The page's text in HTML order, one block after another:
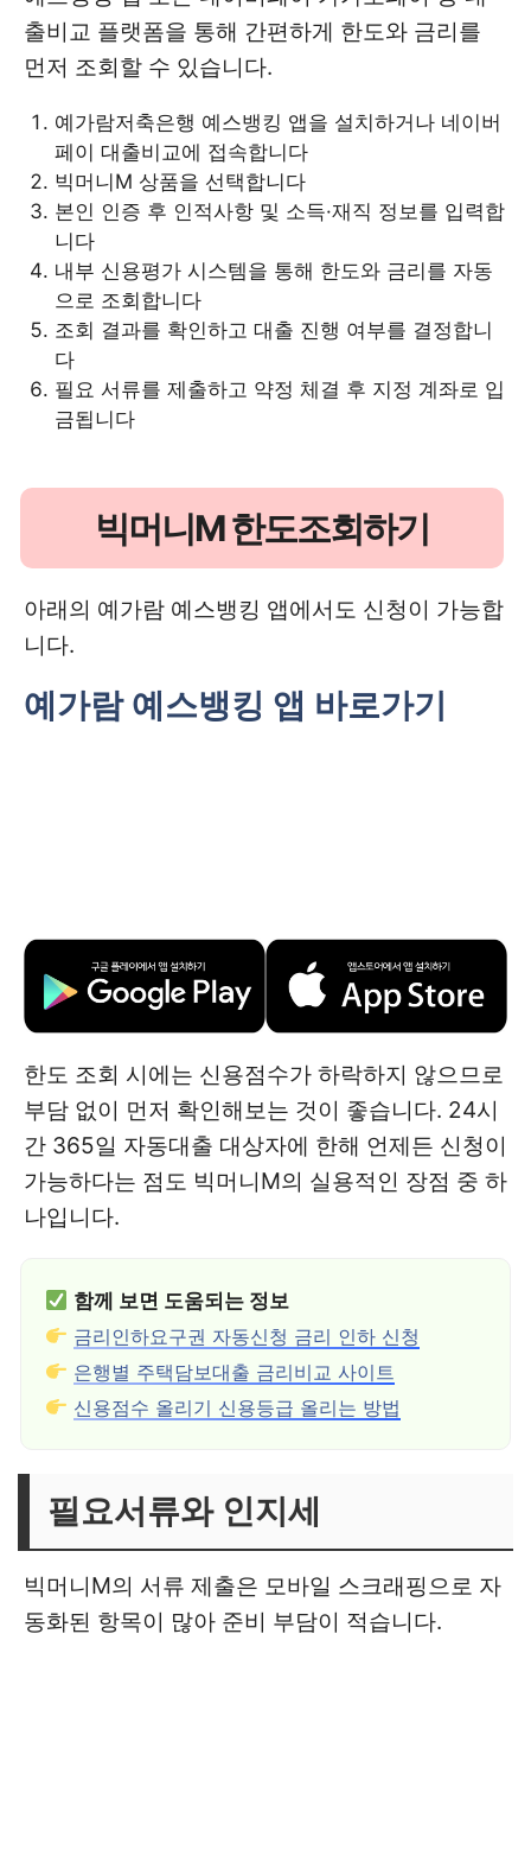
출비교 플랫폼을 통해 간편하게 한도와 금리를
먼저 조회할 수 있습니다.
예가람저축은행 예스뱅킹 앱을 설치하거나 네이버
페이 대출비교에 접속합니다
빅머니M 상품을 선택합니다
본인 인증 후 인적사항 및 소득·재직 정보를 입력합
니다
내부 신용평가 시스템을 통해 한도와 금리를 자동
으로 조회합니다
조회 결과를 확인하고 대출 진행 여부를 결정합니
다
필요 서류를 제출하고 약정 체결 후 지정 계좌로 입
금됩니다
빅머니M 한도조회하기
아래의 예가람 예스뱅킹 앱에서도 신청이 가능합
니다.
예가람 예스뱅킹 앱 바로가기
한도 조회 시에는 신용점수가 하락하지 않으므로
부담 없이 먼저 확인해보는 것이 좋습니다. 24시
간 365일 자동대출 대상자에 한해 언제든 신청이
가능하다는 점도 빅머니M의 실용적인 장점 중 하
나입니다.
함께 보면 도움되는 정보
금리인하요구권 자동신청 금리 인하 신청
은행별 주택담보대출 금리비교 사이트
신용점수 올리기 신용등급 올리는 방법
필요서류와 인지세
빅머니M의 서류 제출은 모바일 스크래핑으로 자
동화된 항목이 많아 준비 부담이 적습니다.